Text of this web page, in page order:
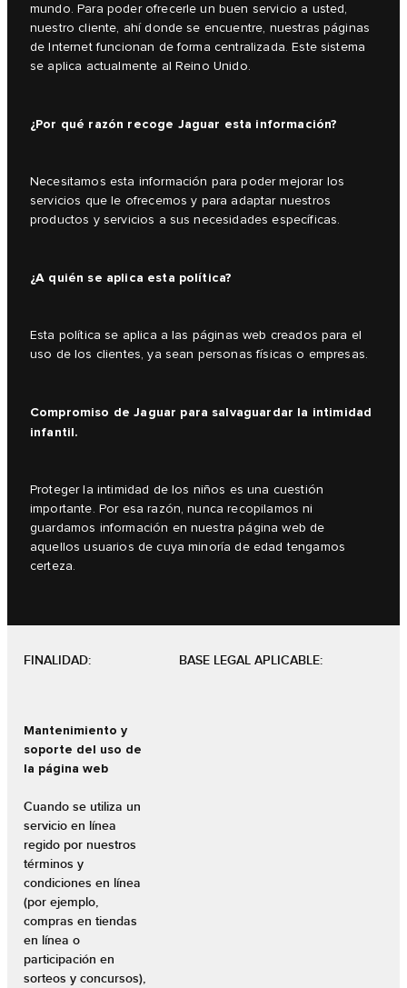
mundo. Para poder ofrecerle un buen servicio a usted,
nuestro cliente, ahí donde se encuentre, nuestras páginas
de Internet funcionan de forma centralizada. Este sistema
se aplica actualmente al Reino Unido.
¿Por qué razón recoge Jaguar esta información?
Necesitamos esta información para poder mejorar los
servicios que le ofrecemos y para adaptar nuestros
productos y servicios a sus necesidades específicas.
¿A quién se aplica esta política?
Esta política se aplica a las páginas web creados para el
uso de los clientes, ya sean personas físicas o empresas.
Compromiso de Jaguar para salvaguardar la intimidad
infantil.
Proteger la intimidad de los niños es una cuestión
importante. Por esa razón, nunca recopilamos ni
guardamos información en nuestra página web de
aquellos usuarios de cuya minoría de edad tengamos
certeza.
FINALIDAD: BASE LEGAL APLICABLE:
Mantenimiento y
soporte del uso de
la página web
Cuando se utiliza un
servicio en línea
regido por nuestros
términos y
condiciones en línea
(por ejemplo,
compras en tiendas
en línea o
participación en
sorteos y concursos),